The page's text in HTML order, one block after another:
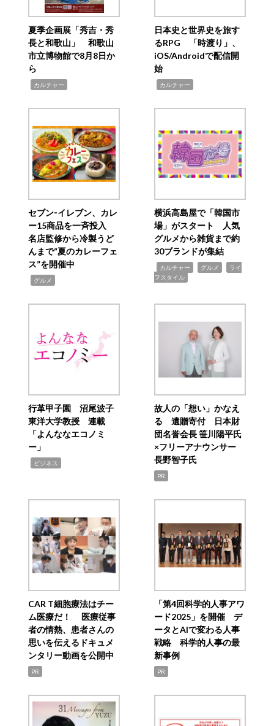
夏季企画展「秀吉・秀
長と和歌山」 和歌山
市立博物館で8月8日か
ら
カルチャー
日本史と世界史を旅す
るRPG 「時渡り」、
iOS/Androidで配信開
始
カルチャー
セブン‐イレブン、カレ
ー15商品を一斉投入
名店監修から冷製うど
んまで“夏のカレーフェ
ス”を開催中
グルメ
横浜高島屋で「韓国市
場」がスタート 人気
グルメから雑貨まで約
30ブランドが集結
カルチャー グルメ
ライ
フスタイル
行革甲子園 沼尾波子
東洋大学教授 連載
「よんななエコノミ
ー」
ビジネス
故人の「想い」かなえ
る 遺贈寄付 日本財
団名誉会長 笹川陽平氏
×フリーアナウンサー
長野智子氏
PR
CAR T細胞療法はチー
ム医療だ！ 医療従事
者の情熱、患者さんの
思いを伝えるドキュメ
ンタリー動画を公開中
PR
「第4回科学的人事アワ
ード2025」を開催 デ
ータとAIで変わる人事
戦略 科学的人事の最
新事例
PR